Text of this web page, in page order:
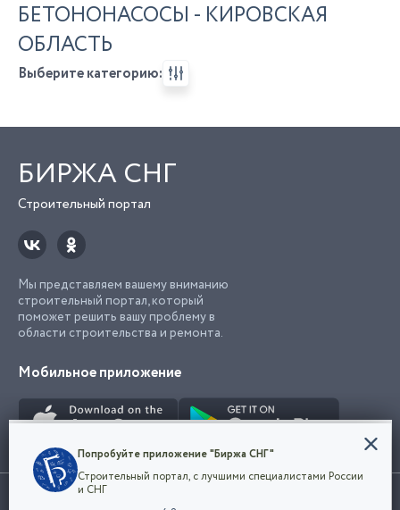
БЕТОНОНАСОСЫ - КИРОВСКАЯ
ОБЛАСТЬ
Выберите категорию:
БИРЖА СНГ
Строительный портал
Мы представляем вашему вниманию
строительный портал, который
поможет решить вашу проблему в
области строительства и ремонта.
Мобильное приложение
Использование сайта, в том числе подача объявлений, означает
Конфиденциальность
Мы используем файлы cookie, чтобы сделать
наш сайт удобным для каждого
Попробуйте приложение "Биржа СНГ"
Строительный портал, с лучшими специалистами России
и СНГ